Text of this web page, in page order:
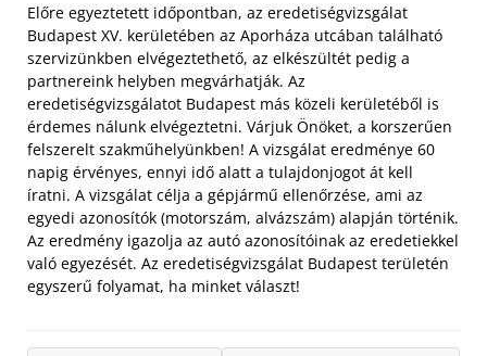
Előre egyeztetett időpontban, az eredetiségvizsgálat
Budapest XV. kerületében az Aporháza utcában található
szervizünkben elvégeztethető, az elkészültét pedig a
partnereink helyben megvárhatják. Az
eredetiségvizsgálatot Budapest más közeli kerületéből is
érdemes nálunk elvégeztetni. Várjuk Önöket, a korszerűen
felszerelt szakműhelyünkben! A vizsgálat eredménye 60
napig érvényes, ennyi idő alatt a tulajdonjogot át kell
íratni. A vizsgálat célja a gépjármű ellenőrzése, ami az
egyedi azonosítók (motorszám, alvázszám) alapján történik.
Az eredmény igazolja az autó azonosítóinak az eredetiekkel
való egyezését. Az eredetiségvizsgálat Budapest területén
egyszerű folyamat, ha minket választ!